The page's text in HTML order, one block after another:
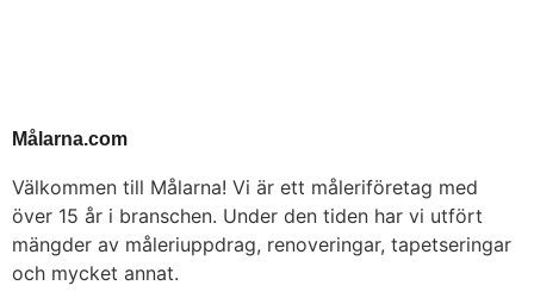
Målarna.com
Välkommen till Målarna! Vi är ett måleriföretag med
över 15 år i branschen. Under den tiden har vi utfört
mängder av måleriuppdrag, renoveringar, tapetseringar
och mycket annat.